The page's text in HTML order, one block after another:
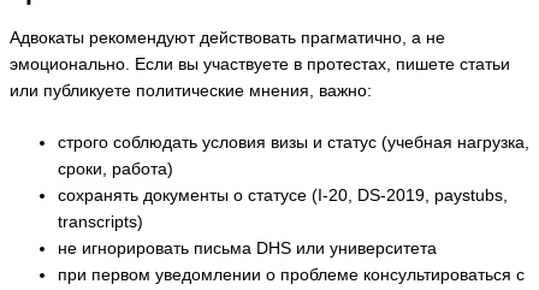
Адвокаты рекомендуют действовать прагматично, а не
эмоционально. Если вы участвуете в протестах, пишете статьи
или публикуете политические мнения, важно:
строго соблюдать условия визы и статус (учебная нагрузка,
сроки, работа)
сохранять документы о статусе (I-20, DS-2019, paystubs,
transcripts)
не игнорировать письма DHS или университета
при первом уведомлении о проблеме консультироваться с